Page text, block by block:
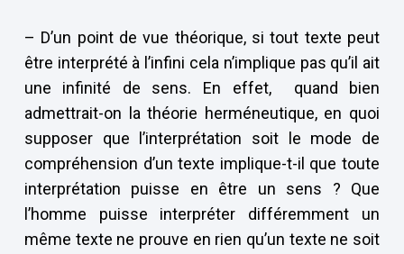
– D’un point de vue théorique, si tout texte peut
être interprété à l’infini cela n’implique pas qu’il ait
une infinité de sens. En effet, quand bien
admettrait-on la théorie herméneutique, en quoi
supposer que l’interprétation soit le mode de
compréhension d’un texte implique-t-il que toute
interprétation puisse en être un sens ? Que
l’homme puisse interpréter différemment un
même texte ne prouve en rien qu’un texte ne soit